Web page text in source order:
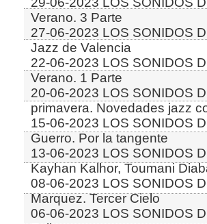
Verano. 3 Parte
27-06-2023 LOS SONIDOS
Jazz de Valencia
22-06-2023 LOS SONIDOS
Verano. 1 Parte
20-06-2023 LOS SONIDOS
primavera. Novedades jazz
15-06-2023 LOS SONIDOS
Guerro. Por la tangente
13-06-2023 LOS SONIDOS
Kayhan Kalhor, Toumani
08-06-2023 LOS SONIDOS
Marquez. Tercer Cielo
06-06-2023 LOS SONIDOS